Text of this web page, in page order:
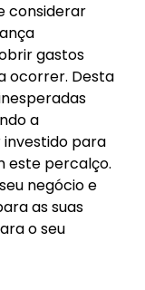
considerar
gastos
ocorrer. Desta
a
investido para
este percalço.
negócio e
as suas
o seu